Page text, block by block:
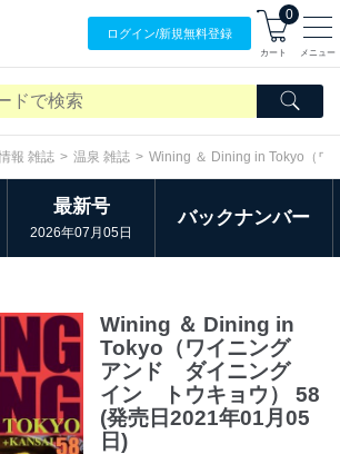
ログイン/新規無料登録
0
カート メニュー
報 雑誌 温泉 雑誌 Wining ＆ Dining in Tokyo（
最新号
2026年07月05日
バックナンバー
Wining ＆ Dining in
Tokyo（ワイニング
アンド ダイニング
イン トウキョウ） 58
(発売日2021年01月05
日)